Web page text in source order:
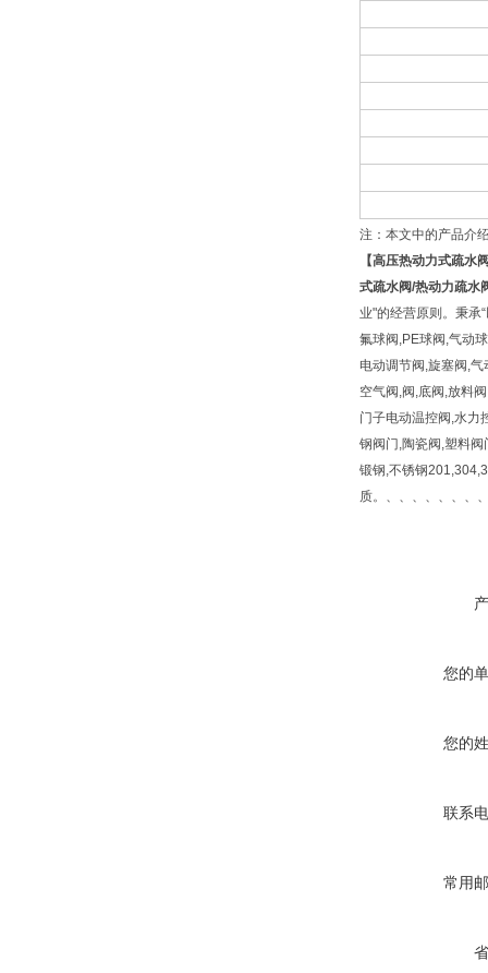
注：本文中的产品介
【高压热动力式疏水
式疏水阀/热动力疏水
业"的经营原则。秉承
氟球阀,PE球阀,气动
电动调节阀,旋塞阀,
空气阀,阀,底阀,放料
门子电动温控阀,水力
钢阀门,陶瓷阀,塑料
锻钢,不锈钢
质。、、、、、、、
您的
您的
联系
常用